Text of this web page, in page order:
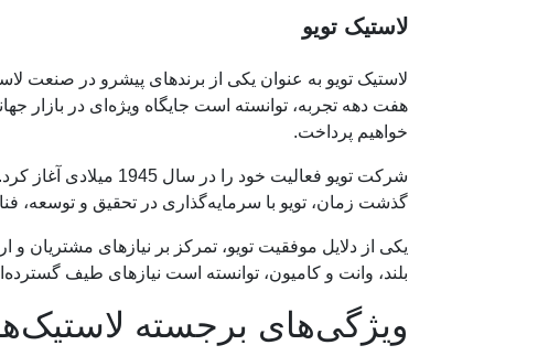
لاستیک تویو
لاستیک تویو به عنوان یکی از برندهای پیشرو در صنعت
هفت دهه تجربه، توانسته است جایگاه ویژه‌ای در بازار
خواهیم پرداخت.
شرکت تویو فعالیت
گذشت زمان، تویو با سرمایه‌گذاری در تحقیق و توسعه،
یکی از دلایل موفقیت تویو، تمرکز بر نیازهای مشتریان
بلند، وانت و کامیون، توانسته است نیازهای طیف
ویژگی‌های برجسته